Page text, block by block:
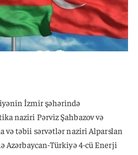
İzmir şəhərində
naziri Pərviz Şahbazov və
və təbii sərvətlər naziri Alparslan
Azərbaycan-Türkiyə 4-cü Enerji